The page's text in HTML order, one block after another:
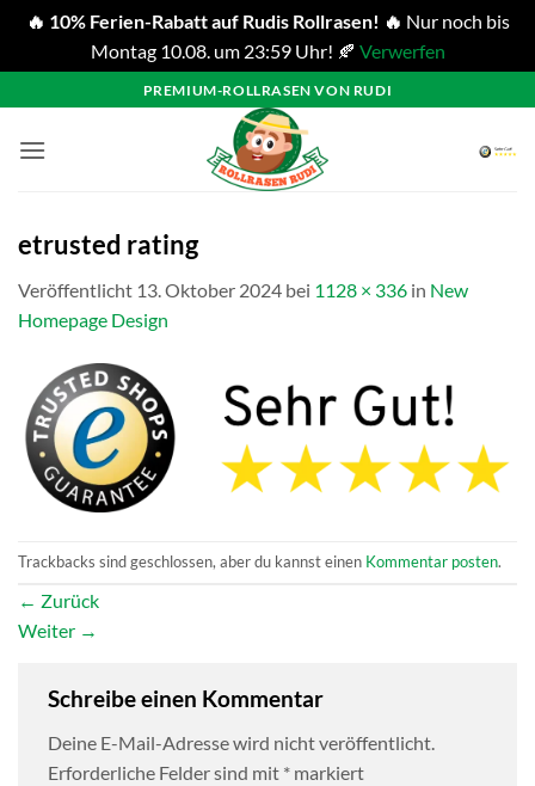
🔥 10% Ferien-Rabatt auf Rudis Rollrasen! 🔥 Nur noch bis
Montag 10.08. um 23:59 Uhr! 🍂 Verwerfen
Inhalt
springen
PREMIUM-ROLLRASEN VON RUDI
etrusted rating
Veröffentlicht 13. Oktober 2024 bei 1128 × 336 in New
Homepage Design
Trackbacks sind geschlossen, aber du kannst einen Kommentar posten.
← Zurück
Weiter →
Schreibe einen Kommentar
Deine E-Mail-Adresse wird nicht veröffentlicht.
Erforderliche Felder sind mit * markiert